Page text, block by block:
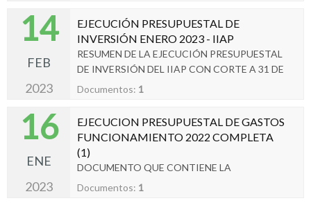
14
FEB
2023
EJECUCIÓN PRESUPUESTAL DE
INVERSIÓN ENERO 2023 - IIAP
RESUMEN DE LA EJECUCIÓN PRESUPUESTAL
DE INVERSIÓN DEL IIAP CON CORTE A 31 DE
ENERO DE 2023
Documentos: 1
16
ENE
2023
EJECUCION PRESUPUESTAL DE GASTOS
FUNCIONAMIENTO 2022 COMPLETA
(1)
DOCUMENTO QUE CONTIENE LA
EJECUCIÒN PRESUPUESTAL DE
Documentos: 1